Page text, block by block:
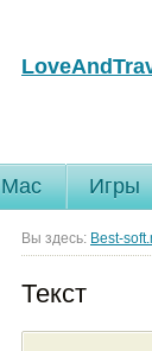
Mac Игры
Вы здесь: Best-
Текст